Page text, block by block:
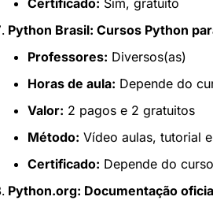
Python Brasil: Cursos Python
Professores: Diversos(as)
Horas de aula: Depende do
Valor: 2 pagos e 2 gratuitos
Método: Vídeo aulas, tutorial
Certificado: Depende do
Python.org: Documentação